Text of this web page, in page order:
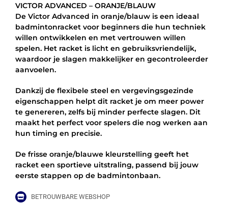
ORANJE/BLAUW
VICTOR ADVANCED – ORANJE/BLAUW
De Victor Advanced in oranje/blauw is een ideaal
badmintonracket voor beginners die hun techniek
willen ontwikkelen en met vertrouwen willen
spelen. Het racket is licht en gebruiksvriendelijk,
waardoor je slagen makkelijker en gecontroleerder
aanvoelen.
Dankzij de flexibele steel en vergevingsgezinde
eigenschappen helpt dit racket je om meer power
te genereren, zelfs bij minder perfecte slagen. Dit
maakt het perfect voor spelers die nog werken aan
hun timing en precisie.
De frisse oranje/blauwe kleurstelling geeft het
racket een sportieve uitstraling, passend bij jouw
eerste stappen op de badmintonbaan.
BETROUWBARE WEBSHOP